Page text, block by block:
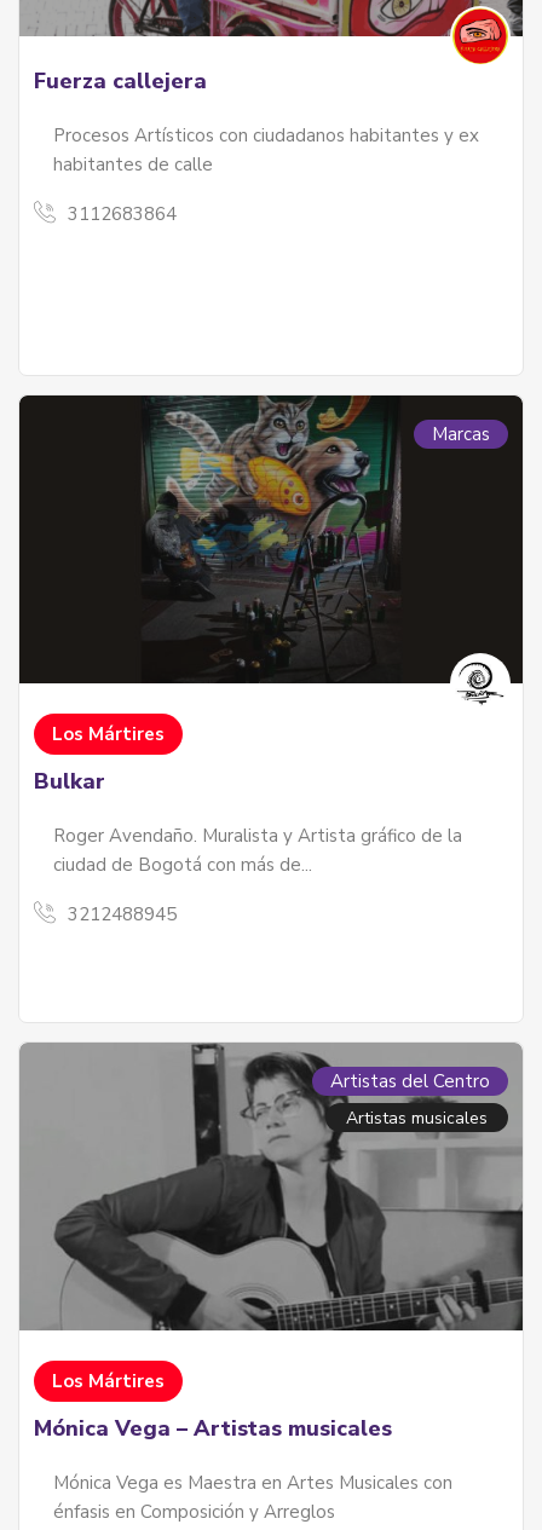
Fuerza callejera
Procesos Artísticos con ciudadanos habitantes y ex
habitantes de calle
3112683864
Marcas
Los Mártires
Bulkar
Roger Avendaño. Muralista y Artista gráfico de la
ciudad de Bogotá con más de...
3212488945
Artistas del Centro
Artistas musicales
Los Mártires
Mónica Vega – Artistas musicales
Mónica Vega es Maestra en Artes Musicales con
énfasis en Composición y Arreglos